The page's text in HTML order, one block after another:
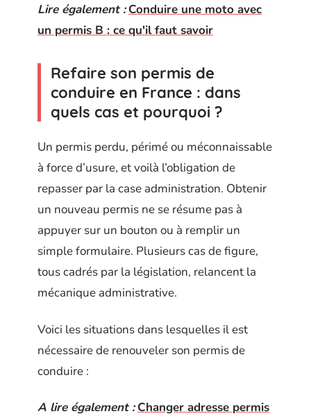
Lire également : Conduire une moto avec
un permis B : ce qu'il faut savoir
Refaire son permis de
conduire en France : dans
quels cas et pourquoi ?
Un permis perdu, périmé ou méconnaissable
à force d’usure, et voilà l’obligation de
repasser par la case administration. Obtenir
un nouveau permis ne se résume pas à
appuyer sur un bouton ou à remplir un
simple formulaire. Plusieurs cas de figure,
tous cadrés par la législation, relancent la
mécanique administrative.
Voici les situations dans lesquelles il est
nécessaire de renouveler son permis de
conduire :
A lire également : Changer adresse permis